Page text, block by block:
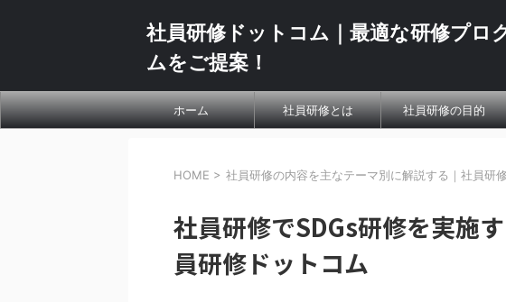
社員研修ドットコム｜最適な研修プロ
ムをご提案！
ホーム 社員研修とは 社員研修の目的
HOME > 社員研修の内容を主なテーマ別に解説する｜社員研
社員研修でSDGs研修を実施
員研修ドットコム